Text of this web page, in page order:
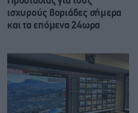
ισχυρούς βοριάδες σήμερα
και τα επόμενα 24ωρα